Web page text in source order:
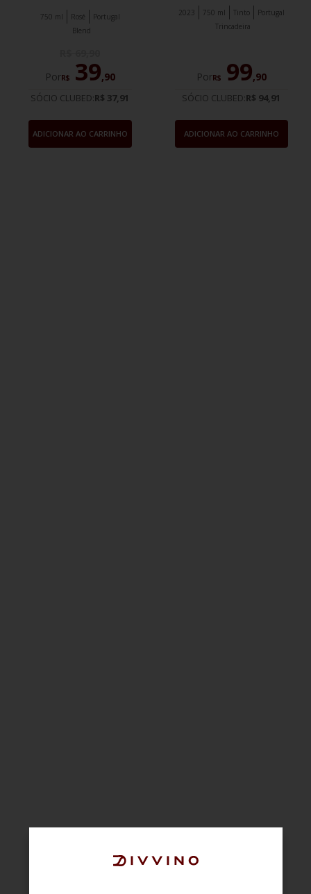
Rosé Portugal
750 ml
Blend
PorR$ 39,90
SÓCIO CLUBED:R$ 37,91
ADICIONAR AO CARRINHO
Tinto Portugal
2023
750 ml
Trincadeira
PorR$ 99,90
SÓCIO CLUBED:R$ 94,91
ADICIONAR AO CARRINHO